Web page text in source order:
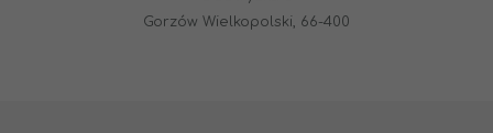
Gorzów Wielkopolski, 66-400